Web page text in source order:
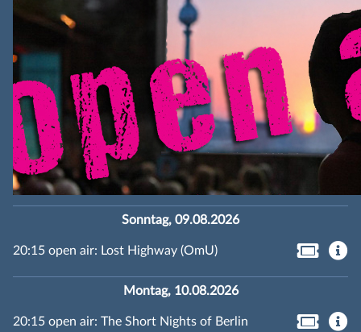
Sonntag, 09.08.2026
20:15 open air: Lost Highway (OmU)
Montag, 10.08.2026
20:15 open air: The Short Nights of Berlin